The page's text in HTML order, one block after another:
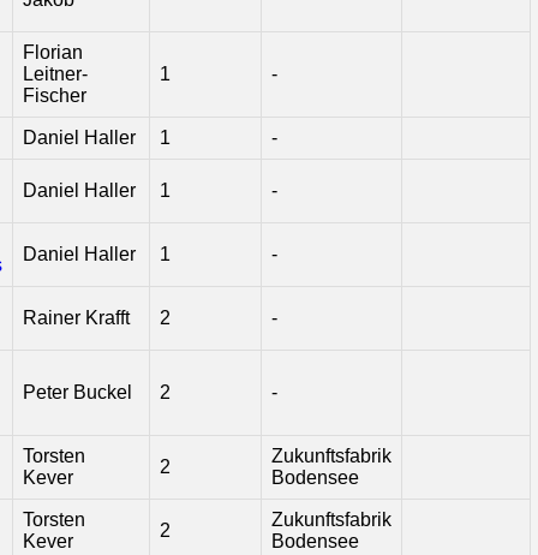
Florian
Leitner-
Fischer
1 -
Daniel Haller 1 -
Daniel Haller 1 -
Daniel Haller 1 -
Rainer Krafft 2 -
Peter Buckel 2 -
Torsten
Kever
2
Zukunftsfabrik
Bodensee
Torsten
Kever
2
Zukunftsfabrik
Bodensee